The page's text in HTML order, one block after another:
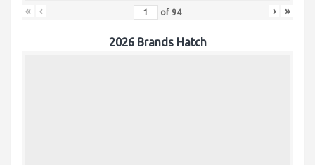
« ‹ of 94 › »
2026 Brands Hatch